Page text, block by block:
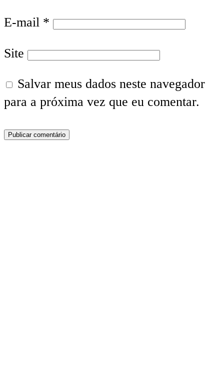
E-mail *
Site
Salvar meus dados neste navegador
para a próxima vez que eu comentar.